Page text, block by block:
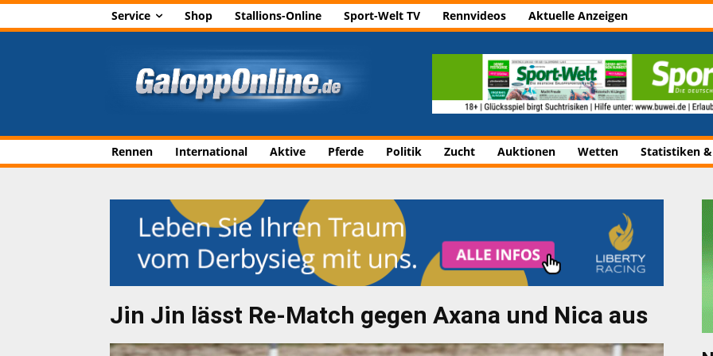
Service Shop Stallions-Online Sport-Welt TV Rennvideos Aktuelle Anzeigen
Rennen International Aktive Pferde Politik Zucht Auktionen Wetten Statistiken
Jin Jin lässt Re-Match gegen Axana und Nica aus